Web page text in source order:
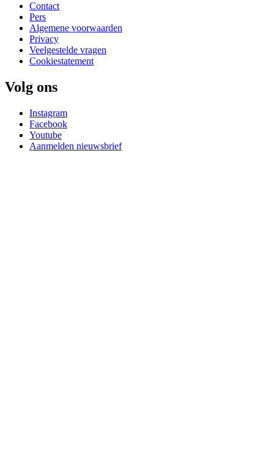
Contact
Pers
Algemene voorwaarden
Privacy
Veelgestelde vragen
Cookiestatement
Volg ons
Instagram
Facebook
Youtube
Aanmelden nieuwsbrief